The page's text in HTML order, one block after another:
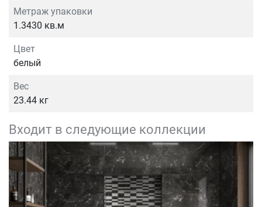
Метраж упаковки
1.3430 кв.м
Цвет
белый
Вес
23.44 кг
Входит в следующие коллекции